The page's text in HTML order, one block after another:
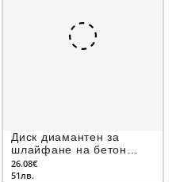
Диск диамантен за
шлайфане на бетон
125x22.23 мм
26.08€
51лв.